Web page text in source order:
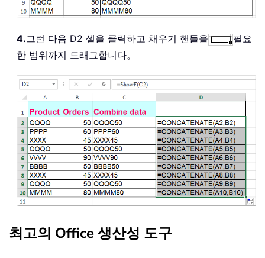
4.그런 다음 D2 셀을 클릭하고 채우기 핸들을
필요
한 범위까지 드래그합니다。
최고의 Office 생산성 도구